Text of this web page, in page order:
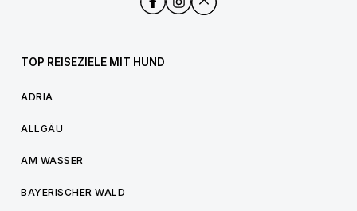
TOP REISEZIELE MIT HUND
ADRIA
ALLGÄU
AM WASSER
BAYERISCHER WALD